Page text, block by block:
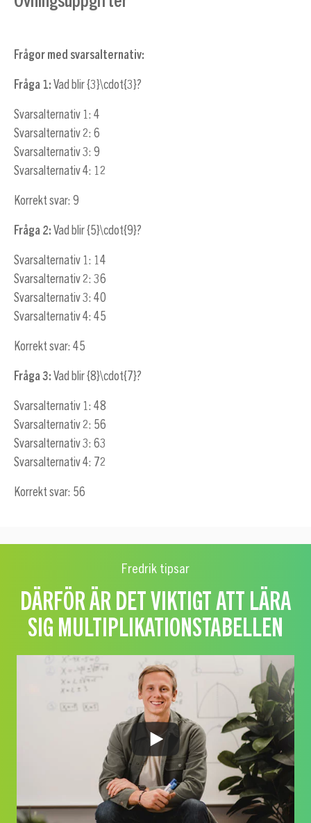
Frågor med svarsalternativ:
Fråga 1: Vad blir{3}\cdot{3}?
Svarsalternativ 1: 4
Svarsalternativ 2: 6
Svarsalternativ 3: 9
Svarsalternativ 4: 12
Korrekt svar: 9
Fråga 2: Vad blir{5}\cdot{9}?
Svarsalternativ 1: 14
Svarsalternativ 2: 36
Svarsalternativ 3: 40
Svarsalternativ 4: 45
Korrekt svar: 45
Fråga 3: Vad blir{8}\cdot{7}?
Svarsalternativ 1: 48
Svarsalternativ 2: 56
Svarsalternativ 3: 63
Svarsalternativ 4: 72
Korrekt svar: 56
Fredrik tipsar
DÄRFÖR ÄR DET VIKTIGT ATT LÄRA
SIG MULTIPLIKATIONSTABELLEN